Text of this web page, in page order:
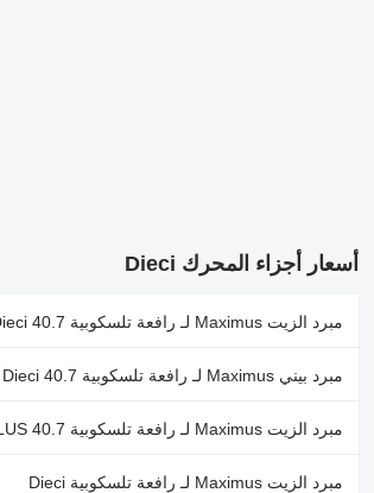
أسعار أجزاء المحرك Dieci
مبرد الزيت Maximus لـ رافعة تلسكوبية Dieci 40.7
مبرد بيني Maximus لـ رافعة تلسكوبية Dieci 40.7
مبرد الزيت Maximus لـ رافعة تلسكوبية Dieci AGRI PLUS 40.7
مبرد الزيت Maximus لـ رافعة تلسكوبية Dieci